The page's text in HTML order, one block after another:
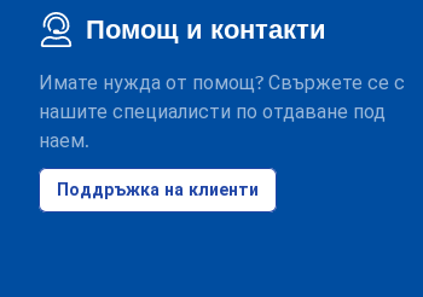
Помощ и контакти
Имате нужда от помощ? Свържете се с
нашите специалисти по отдаване под
наем.
Поддръжка на клиенти